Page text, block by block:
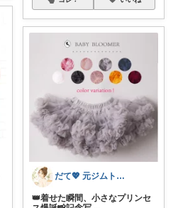
だて💖 元ジムトレーナーママ子育て美容
👑着せた瞬間、小さなプリンセ